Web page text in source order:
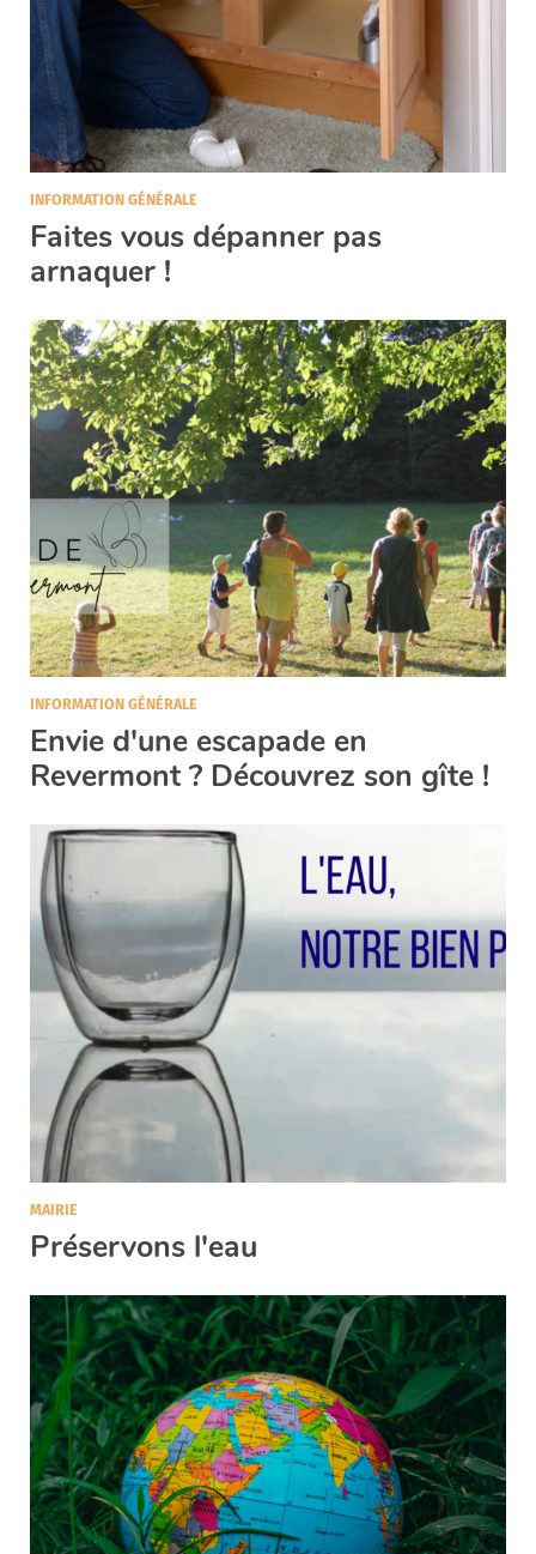
INFORMATION GÉNÉRALE
Faites vous dépanner pas
arnaquer !
INFORMATION GÉNÉRALE
Envie d'une escapade en
Revermont ? Découvrez son gîte !
MAIRIE
Préservons l'eau